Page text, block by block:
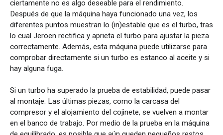
ciertamente no es algo deseable para el rendimiento.
Después de que la máquina haya funcionado una vez, los
diferentes puntos muestran lo (in)estable que es el turbo, tras
lo cual Jeroen rectifica y aprieta el turbo para ajustar la pieza
correctamente. Además, esta máquina puede utilizarse para
comprobar directamente si un turbo es estanco al aceite y si
hay alguna fuga.
Si un turbo ha superado la prueba de estabilidad, puede pasar
al montaje. Las últimas piezas, como la carcasa del
compresor y el alojamiento del cojinete, se vuelven a montar
en el banco de trabajo. Por medio de la prueba en la máquina